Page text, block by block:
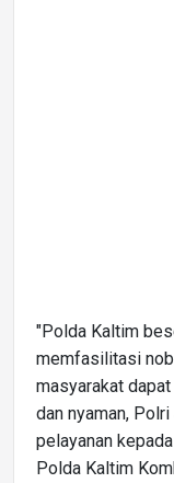
"Polda Kaltim
memfasilitasi
masyarakat
dan nyaman,
pelayanan
Polda Kaltim